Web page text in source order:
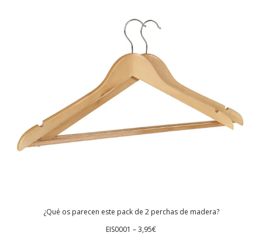
¿Qué os parecen este pack de 2 perchas de madera?
EIS0001 – 3,95€